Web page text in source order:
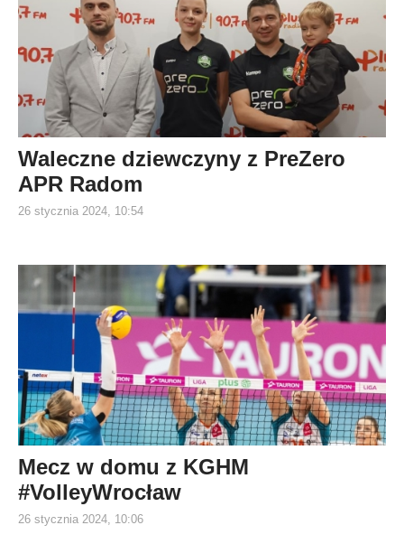
Waleczne dziewczyny z PreZero
APR Radom
26 stycznia 2024, 10:54
Mecz w domu z KGHM
#VolleyWrocław
26 stycznia 2024, 10:06